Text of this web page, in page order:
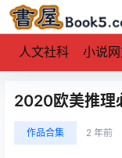
人文社科 小说
2020欧美推理
作品合集 2 年前